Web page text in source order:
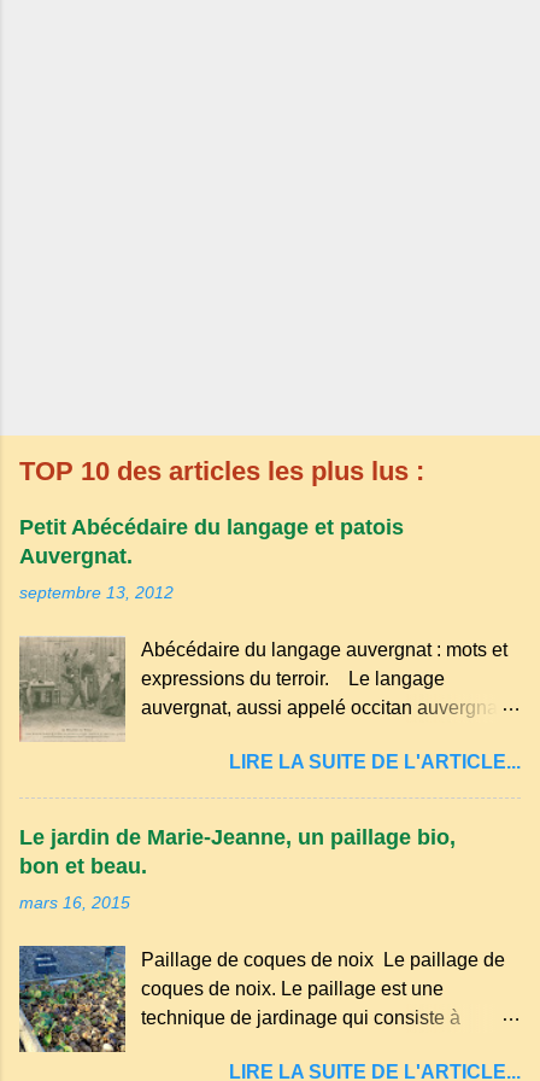
TOP 10 des articles les plus lus :
Petit Abécédaire du langage et patois
Auvergnat.
septembre 13, 2012
Abécédaire du langage auvergnat : mots et
expressions du terroir. Le langage
auvergnat, aussi appelé occitan auvergnat ,
principalement en Auvergne et dans
certaines parties du Massif central . Il
et est classé parmi les dialectes du nord-
Par exemple, on trouve des mots typiques
comme "agourer" (s'accroupir) ou "aze"
(âne, utilisé aussi pour désigner quelqu'un
LIRE LA SUITE DE L'ARTICLE...
Le jardin de Marie-Jeanne, un paillage bio,
bon et beau.
mars 16, 2015
Paillage de coques de noix Le paillage de
coques de noix. Le paillage est une
technique de jardinage qui consiste à
organiques, minéraux ou synthétiques pour
LIRE LA SUITE DE L'ARTICLE...